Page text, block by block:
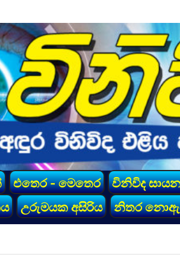
එතෙර - මෙතෙර විනිවිද
උරුමයක අසිරිය නිතර